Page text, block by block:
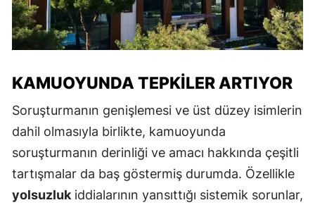
KAMUOYUNDA TEPKILER ARTIYOR
Soruşturmanın genişlemesi ve üst düzey isimlerin
dahil olmasıyla birlikte, kamuoyunda
soruşturmanın derinliği ve amacı hakkında çeşitli
tartışmalar da baş göstermiş durumda. Özellikle
yolsuzluk iddialarının yansıttığı sistemik sorunlar,